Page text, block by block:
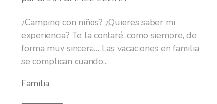
¿Camping con niños? ¿Quieres saber mi
experiencia? Te la contaré, como siempre, de
forma muy sincera… Las vacaciones en familia
se complican cuando...
Familia